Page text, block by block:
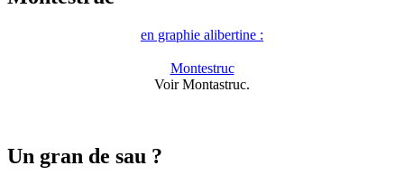
en graphie alibertine :
Montestruc
Voir Montastruc.
Un gran de sau ?